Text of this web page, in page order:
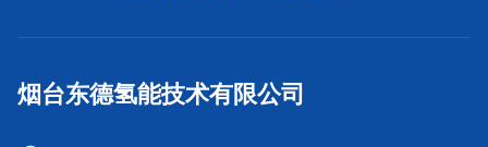
烟台东德氢能技术有限公司